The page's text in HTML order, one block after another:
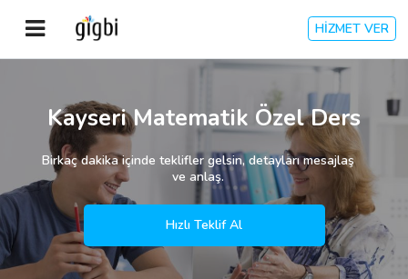
HİZMET VER
Anasayfa
Giriş Yap
Kayıt Ol
Kategoriler
Kayseri Matematik Özel Ders
Birkaç dakika içinde teklifler gelsin, detayları mesajlaş
ve anlaş.
Hızlı Teklif Al